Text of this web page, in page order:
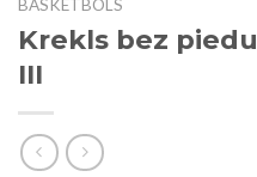
BASKETBOLS
Krekls bez
III